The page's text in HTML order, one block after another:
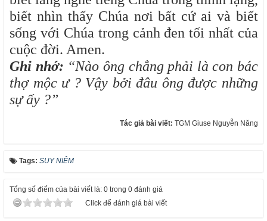
biết nhìn thấy Chúa nơi bất cứ ai và biết
sống với Chúa trong cảnh đen tối nhất của
cuộc đời. Amen.
Ghi nhớ: “Nào ông chẳng phải là con bác
thợ mộc ư ? Vậy bởi đâu ông được những
sự ấy ?”
Tác giả bài viết: TGM Giuse Nguyễn Năng
Tags: SUY NIÊM
Tổng số điểm của bài viết là: 0 trong 0 đánh giá
Click để đánh giá bài viết